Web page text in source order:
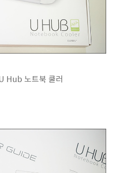
노트북 쿨러